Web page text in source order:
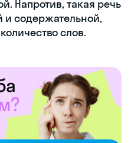
Напротив, такая речь
содержательной,
слов.